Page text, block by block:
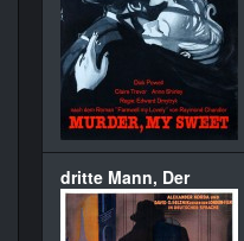
dritte Mann, Der